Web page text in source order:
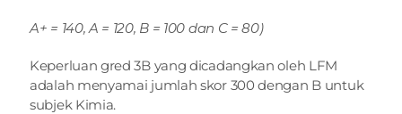
A+ = 140, A = 120, B = 100 dan C = 80)
Keperluan gred 3B yang dicadangkan oleh LFM
adalah menyamai jumlah skor 300 dengan B untuk
subjek Kimia.